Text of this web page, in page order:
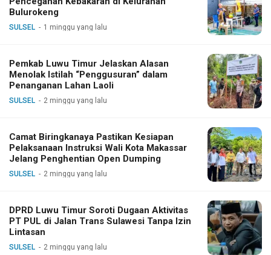
Bulurokeng
SULSEL 1 minggu yang lalu
Pemkab Luwu Timur Jelaskan Alasan
Menolak Istilah “Penggusuran” dalam
Penanganan Lahan Laoli
SULSEL 2 minggu yang lalu
Camat Biringkanaya Pastikan Kesiapan
Pelaksanaan Instruksi Wali Kota Makassar
Jelang Penghentian Open Dumping
SULSEL 2 minggu yang lalu
DPRD Luwu Timur Soroti Dugaan Aktivitas
PT PUL di Jalan Trans Sulawesi Tanpa Izin
Lintasan
SULSEL 2 minggu yang lalu